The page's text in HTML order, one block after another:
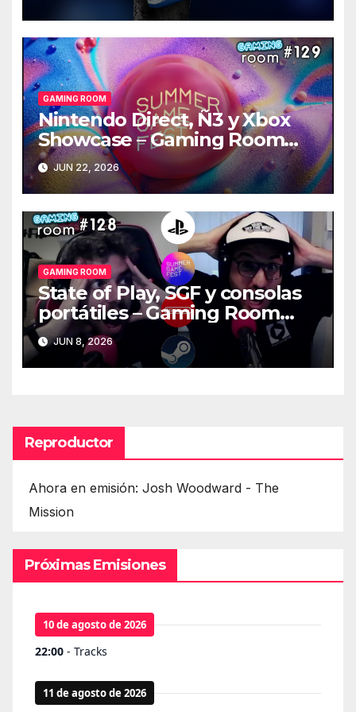
GAMING ROOM
Nintendo Direct, Ñ3 y Xbox
Showcase – Gaming Room
#129
JUN 22, 2026
GAMING ROOM
State of Play, SGF y consolas
portátiles – Gaming Room
#128
JUN 8, 2026
Reproductor
Ahora en emisión: Josh Woodward - The
Mission
Próximas Emisiones